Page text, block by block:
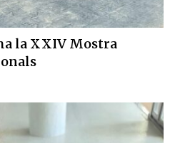
la XXIV Mostra